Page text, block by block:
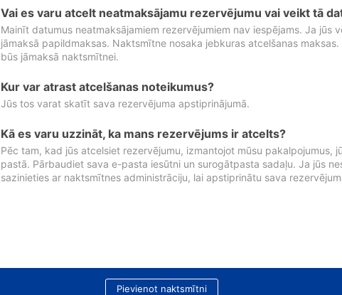
Vai es varu atcelt neatmaksājamu rezervējumu vai veikt tā
Mainīt datumus neatmaksājamiem rezervējumiem nav iespējams. Ja jūs
jāmaksā papildmaksas. Naktsmītne nosaka jebkuras atcelšanas
būs jāmaksā naktsmītnei.
Kur var atrast atcelšanas noteikumus?
Jūs tos varat skatīt sava rezervējuma apstiprinājumā.
Kā es varu uzzināt, ka mans rezervējums ir atcelts?
Pēc tam, kad jūs atcelsiet rezervējumu, izmantojot mūsu pakalpojumus,
pastā. Pārbaudiet sava e-pasta iesūtni un surogātpasta sadaļu. Ja jūs
sazinieties ar naktsmītnes administrāciju, lai apstiprinātu sava
Pievienot naktsmītni